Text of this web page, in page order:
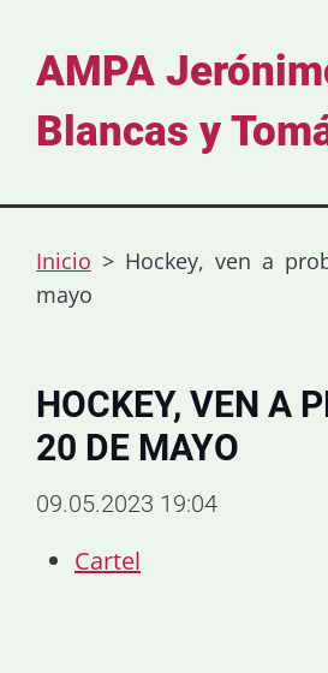
AMPA
Blancas y
Inicio > Hockey, ven a
mayo
HOCKEY, VEN A
20 DE MAYO
09.05.2023 19:04
Cartel